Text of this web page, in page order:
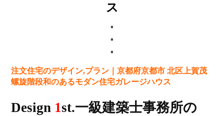
ス
注文住宅のデザイン,プラン｜京都府京都市 北区上賀茂
螺旋階段和のあるモダン住宅ガレージハウス
Design 1st.一級建築士事務所の